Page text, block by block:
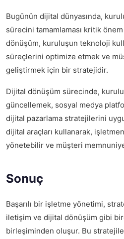
Bugünün dijital dünyasında,
sürecini tamamlaması kritik önem
dönüşüm, kuruluşun teknoloji
süreçlerini optimize etmek ve
geliştirmek için bir stratejidir.
Dijital dönüşüm sürecinde,
güncellemek, sosyal medya
dijital pazarlama stratejilerini
dijital araçları kullanarak,
yönetebilir ve müşteri
Sonuç
Başarılı bir işletme yönetimi,
iletişim ve dijital dönüşüm gibi
birleşiminden oluşur. Bu